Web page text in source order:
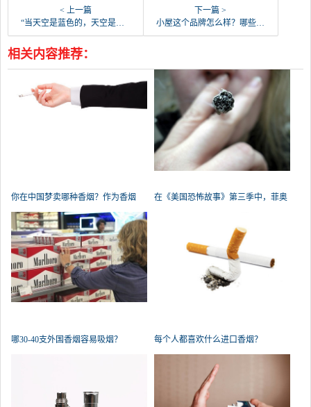
< 上一篇
“当天空是蓝色的，天空是黑色的，如何送你的心，当花儿都凋谢了，如何看伊拉克人民”这句谚语是从哪里来的？
下一篇 >
小屋这个品牌怎么样？哪些品牌属于同一类别？
相关内容推荐：
你在中国梦卖哪种香烟？作为香烟
名，我
在《美国恐怖故事》第三季中，菲奥
哪30-40支外国香烟容易吸烟？ 每个人都喜欢什么进口香烟？